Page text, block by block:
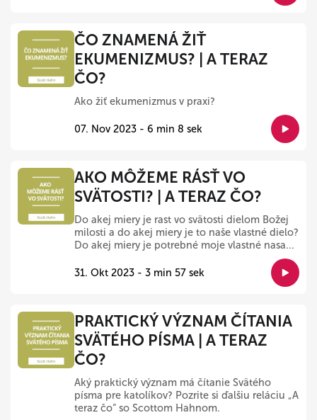
ČO ZNAMENÁ ŽIŤ
EKUMENIZMUS? | A TERAZ
ČO?
Ako žiť ekumenizmus v praxi?
07. Nov 2023 - 6 min 8 sek
AKO MÔŽEME RÁSŤ VO
SVÄTOSTI? | A TERAZ ČO?
Do akej miery je rast vo svätosti dielom Božej
milosti a do akej miery je to naše vlastné dielo?
Do akej miery je potrebné moje vlastné nasa...
31. Okt 2023 - 3 min 57 sek
PRAKTICKÝ VÝZNAM ČÍTANIA
SVÄTÉHO PÍSMA | A TERAZ
ČO?
Aký praktický význam má čítanie Svätého
písma pre katolíkov? Pozrite si ďalšiu reláciu „A
teraz čo“ so Scottom Hahnom.